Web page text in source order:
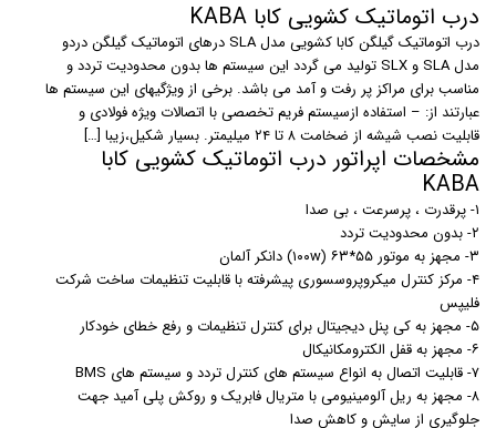
درب اتوماتیک کشویی کابا KABA
درب اتوماتیک گیلگن کابا کشویی مدل SLA درهای اتوماتیک گیلگن دردو
مدل SLA و SLX تولید می گردد این سیستم ها بدون محدودیت تردد و
مناسب برای مراكز پر رفت و آمد می باشد. برخی از ویژگیهای این سیستم ها
عبارتند از: – استفاده ازسیستم فریم تخصصی با اتصالات ویژه فولادی و
قابلیت نصب شیشه از ضخامت ۸ تا ۲۴ میلیمتر. بسیار شکیل،زیبا […]
مشخصات اپراتور درب اتوماتیک کشویی کابا
KABA
۱- پرقدرت ، پرسرعت ، بی صدا
۲- بدون محدودیت تردد
۳- مجهز به موتور ۵۵*۶۳ (۱۰۰w) دانکر آلمان
۴- مرکز کنترل میکروپروسسوری پیشرفته با قابلیت تنظیمات ساخت شرکت
فلیپس
۵- مجهز به کی پنل دیجیتال برای کنترل تنظیمات و رفع خطای خودکار
۶- مجهز به قفل الکترومکانیکال
۷- قابلیت اتصال به انواع سیستم های کنترل تردد و سیستم های BMS
۸- مجهز به ریل آلومینیومی با متریال فابریک و روکش پلی آمید جهت
جلوگیری از سایش و کاهش صدا